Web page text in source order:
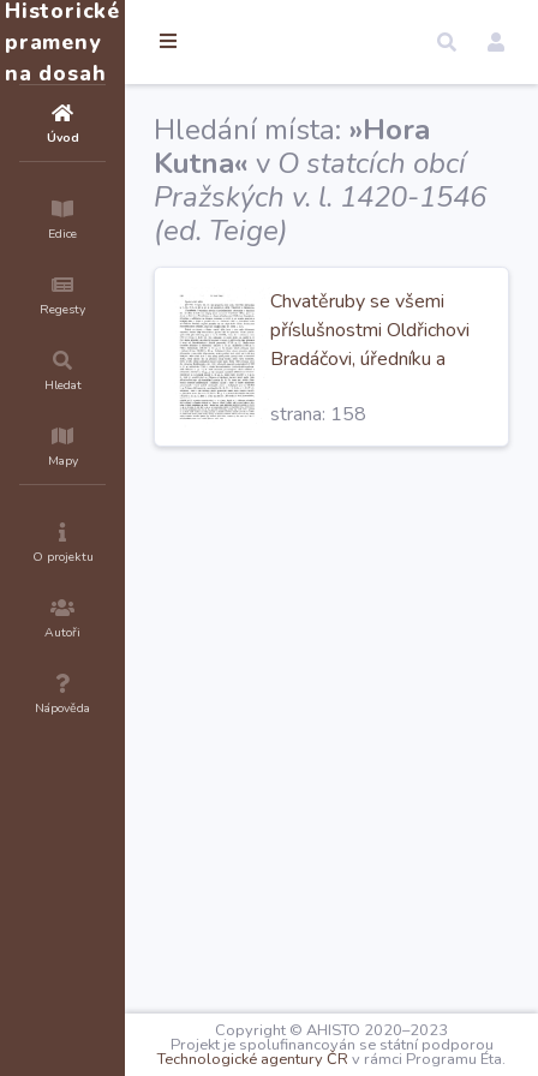
Historické
prameny
na dosah
Úvod
Edice
Regesty
Hledat
Mapy
O projektu
Autoři
Nápověda
Hledání místa: »Hora
Kutna« v O statcích obcí
Pražských v. l. 1420-1546
(ed. Teige)
Chvatěruby se všemi
příslušnostmi Oldřichovi
Bradáčovi, úředníku a
Kutnáchve 3000 k. gr.
peněz dobrých a berných.
strana: 158
Copyright © AHISTO 2020–2023
Projekt je spolufinancován se státní podporou
Technologické agentury ČR v rámci Programu Éta.